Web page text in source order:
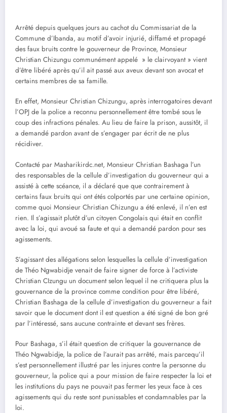
Arrêté depuis quelques jours au cachot du Commissariat de la
Commune d’Ibanda, au motif d’avoir injurié, diffamé et propagé
des faux bruits contre le gouverneur de Province, Monsieur
Christian Chizungu communément appelé » le clairvoyant » vient
d’être libéré après qu’il ait passé aux aveux devant son avocat et
certains membres de sa famille.
En effet, Monsieur Christian Chizungu, après interrogatoires devant
l’OPJ de la police a reconnu personnellement être tombé sous le
coup des infractions pénales. Au lieu de faire la prison, aussitôt, il
a demandé pardon avant de s’engager par écrit de ne plus
récidiver.
Contacté par Masharikirdc.net, Monsieur Christian Bashaga l’un
des responsables de la cellule d’investigation du gouverneur qui a
assisté à cette scéance, il a déclaré que que contrairement à
certains faux bruits qui ont étés colportés par une certaine opinion,
comme quoi Monsieur Christian Chizungu a été enlevé, il n’en est
rien. Il s’agissait plutôt d’un citoyen Congolais qui était en conflit
avec la loi, qui avoué sa faute et qui a demandé pardon pour ses
agissements.
S’agissant des allégations selon lesquelles la cellule d’investigation
de Théo Ngwabidje venait de faire signer de force à l’activiste
Christian CIzungu un document selon lequel il ne critiquera plus la
gouvernance de la province comme condition pour être libéré,
Christian Bashaga de la cellule d’investigation du gouverneur a fait
savoir que le document dont il est question a été signé de bon gré
par l’intéressé, sans aucune contrainte et devant ses frères.
Pour Bashaga, s’il était question de critiquer la gouvernance de
Théo Ngwabidje, la police de l’aurait pas arrêté, mais parcequ’il
s’est personnellement illustré par les injures contre la personne du
gouverneur, la police qui a pour mission de faire respecter la loi et
les institutions du pays ne pouvait pas fermer les yeux face à ces
agissements qui du reste sont punissables et condamnables par la
loi.